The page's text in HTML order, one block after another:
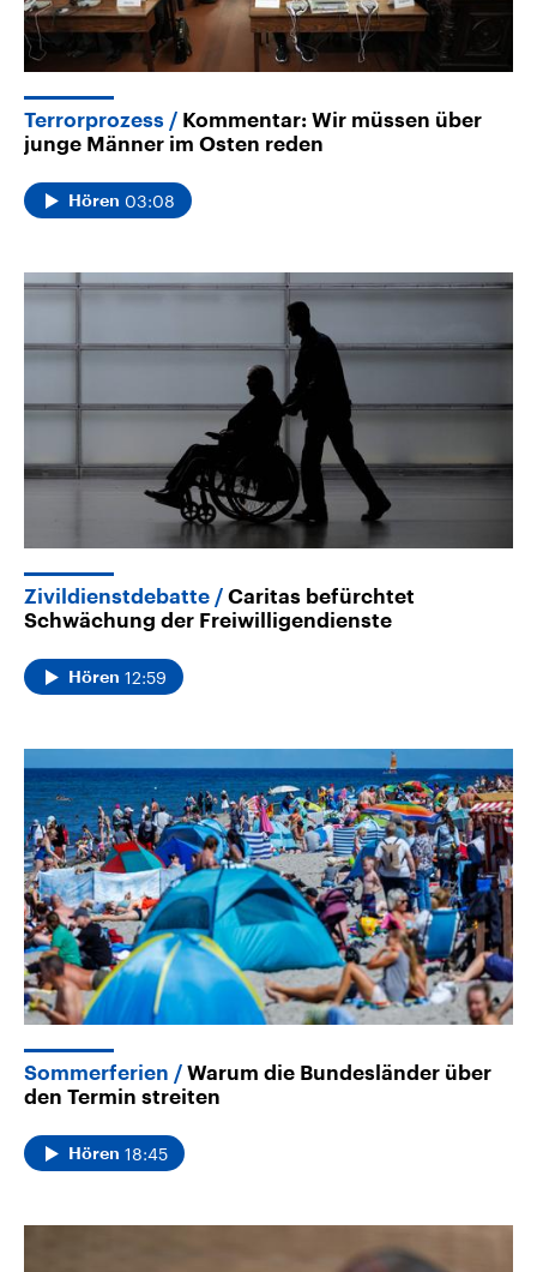
Terrorprozess
Kommentar: Wir müssen über
junge Männer im Osten reden
Hören 03:08
Zivildienstdebatte
Caritas befürchtet
Schwächung der Freiwilligendienste
Hören 12:59
Sommerferien
Warum die Bundesländer über
den Termin streiten
Hören 18:45